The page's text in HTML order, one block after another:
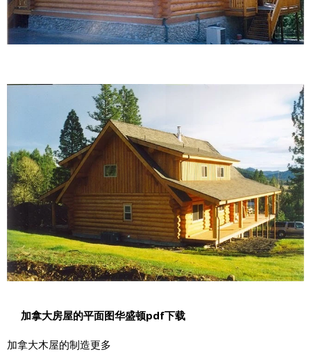
加拿大房屋的平面图华盛顿pdf下载
加拿大木屋的制造更多